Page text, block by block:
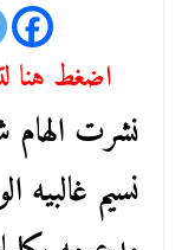
اضغط هنا
نشرت
نسيم